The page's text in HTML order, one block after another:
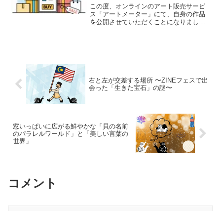
この度、オンラインのアート販売サービ
ス「アートメーター」にて、自身の作品
を公開させていただくことになりまし
どの心象風景を形にすることです。
右と左が交差する場所 〜ZINEフェスで出
会った「生きた宝石」の謎〜
窓いっぱいに広がる鮮やかな「貝の名前
のパラレルワールド」と「美しい言葉の
世界」
コメント